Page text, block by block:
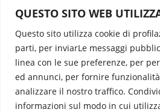
QUESTO SITO WEB
Questo sito utilizza cookie di
parti, per inviarLe messaggi
linea con le sue preferenze, per
ed annunci, per fornire
analizzare il nostro traffico.
informazioni sul modo in cui